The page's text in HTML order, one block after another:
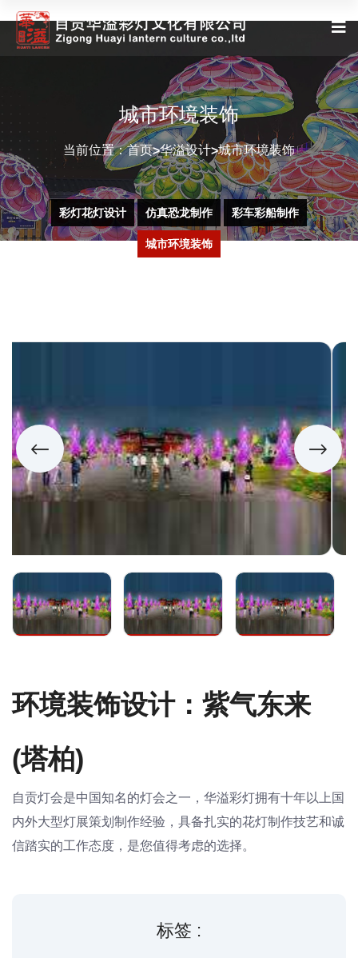
城市环境装饰
当前位置：首页>华溢设计>城市环境装饰
彩灯花灯设计 仿真恐龙制作 彩车彩船制作
城市环境装饰
环境装饰设计：紫气东来
(塔柏)
自贡灯会是中国知名的灯会之一，华溢彩灯拥有十年以上国
内外大型灯展策划制作经验，具备扎实的花灯制作技艺和诚
信踏实的工作态度，是您值得考虑的选择。
标签 :